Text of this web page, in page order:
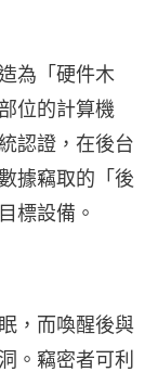
為「硬件木
位的計算機
認證，在後台
據竊取的「後
標設備。
，而喚醒後與
。竊密者可利